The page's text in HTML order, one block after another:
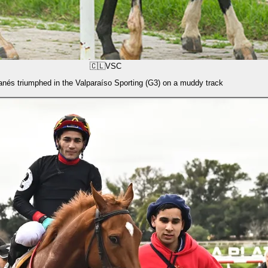
🇨🇱VSC
triumphed in the Valparaíso Sporting (G3) on a muddy track